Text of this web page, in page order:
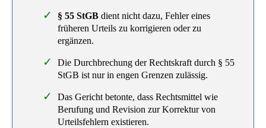
§ 55 StGBdient nicht dazu, Fehler eines
früheren Urteils zu korrigieren oder zu
ergänzen.
Die Durchbrechung der Rechtskraft durch § 55
StGB ist nur in engen Grenzen zulässig.
Das Gericht betonte, dass Rechtsmittel wie
Berufung und Revision zur Korrektur von
Urteilsfehlern existieren.